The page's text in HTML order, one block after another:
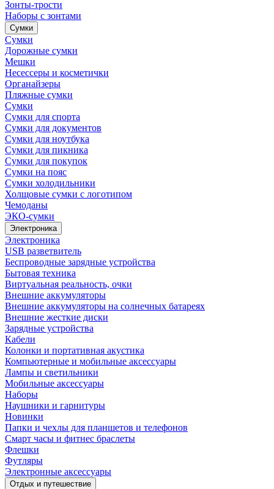
Зонты-трости
Наборы с зонтами
Сумки
Сумки
Дорожные сумки
Мешки
Несессеры и косметички
Органайзеры
Пляжные сумки
Сумки
Сумки для спорта
Сумки для документов
Сумки для ноутбука
Сумки для пикника
Сумки для покупок
Сумки на пояс
Сумки холодильники
Холщовые сумки с логотипом
Чемоданы
ЭКО-сумки
Электроника
Электроника
USB разветвитель
Беспроводные зарядные устройства
Бытовая техника
Виртуальная реальность, очки
Внешние аккумуляторы
Внешние аккумуляторы на солнечных батареях
Внешние жесткие диски
Зарядные устройства
Кабели
Колонки и портативная акустика
Компьютерные и мобильные аксессуары
Лампы и светильники
Мобильные аксессуары
Наборы
Наушники и гарнитуры
Новинки
Папки и чехлы для планшетов и телефонов
Смарт часы и фитнес браслеты
Флешки
Футляры
Электронные аксессуары
Отдых и путешествие